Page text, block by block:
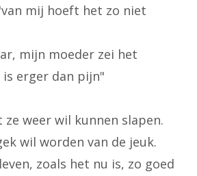
mij hoeft het zo niet
mijn moeder zei het
erger dan pijn"
ze weer wil kunnen slapen.
wil worden van de jeuk.
zoals het nu is, zo goed